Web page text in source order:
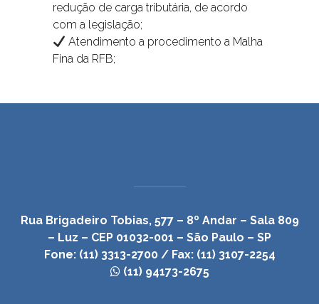
redução de carga tributária, de acordo
com a legislação;
Atendimento a procedimento a Malha
Fina da RFB;
Rua Brigadeiro Tobias, 577 – 8º Andar – Sala 809
– Luz – CEP 01032-001 – São Paulo – SP
Fone: (11) 3313-2700 / Fax: (11) 3107-2254
(11) 94173-2675